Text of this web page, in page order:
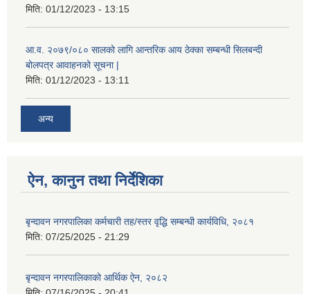
मिति: 01/12/2023 - 13:15
आ.व. २०७९/०८० सालको लागि आन्तरिक आय ठेक्का सम्बन्धी सिलबन्दी
बोलपत्र आवाहनको सूचना |
मिति: 01/12/2023 - 13:11
अन्य
ऐन, कानुन तथा निर्देशिका
बृन्दावन नगरपालिका कर्मचारी तह/स्तर वृद्धि सम्बन्धी कार्यविधि, २०८१
मिति: 07/25/2025 - 21:29
बृन्दावन नगरपालिकाको आर्थिक ऐन, २०८२